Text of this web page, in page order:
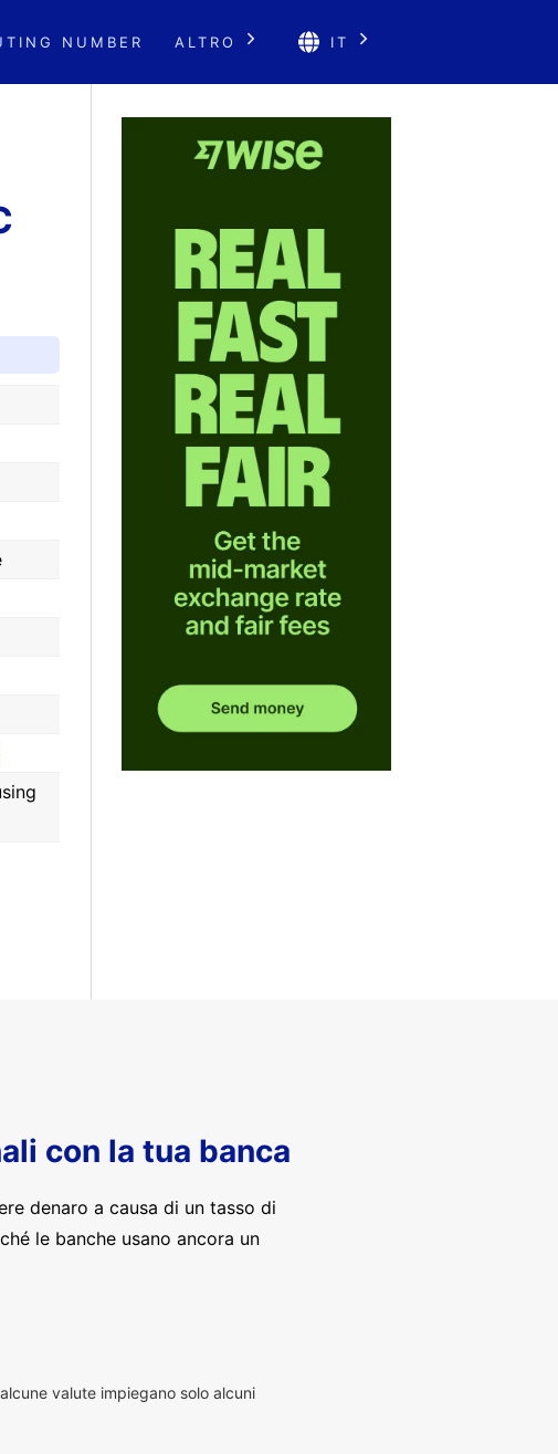
NUMBER ALTRO IT
con la tua banca
denaro a causa di un tasso di
le banche usano ancora un
valute impiegano solo alcuni